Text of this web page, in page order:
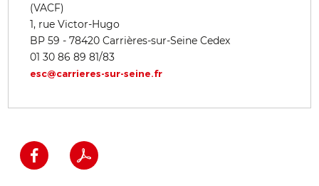
(VACF)
1, rue Victor-Hugo
BP 59 - 78420 Carrières-sur-Seine Cedex
01 30 86 89 81/83
esc@carrieres-sur-seine.fr